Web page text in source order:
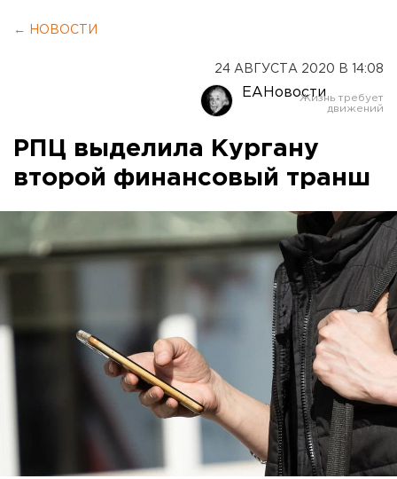
← НОВОСТИ
24 АВГУСТА 2020 В 14:08
ЕАНовости
РПЦ выделила Кургану
второй финансовый транш